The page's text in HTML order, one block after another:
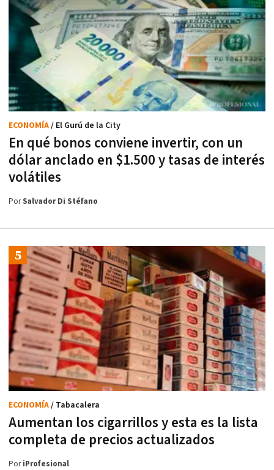
En qué bonos conviene invertir, con un
dólar anclado en $1.500 y tasas de interés
volátiles
ECONOMÍA/ El Gurú de la City
PorSalvador Di Stéfano
Aumentan los cigarrillos y esta es la lista
completa de precios actualizados
ECONOMÍA/ Tabacalera
PoriProfesional